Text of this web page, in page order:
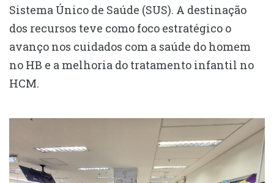
Sistema Único de Saúde (SUS). A destinação
dos recursos teve como foco estratégico o
avanço nos cuidados com a saúde do homem
no HB e a melhoria do tratamento infantil no
HCM.